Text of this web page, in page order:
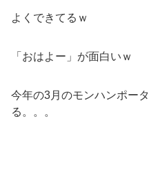
よくできてるｗ
「おはよー」が面白いｗ
今年の3月のモンハンポー
る。。。